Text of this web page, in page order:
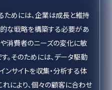
めには、企業は成長と維持
な戦略を構築する必要があ
や消費者のニーズの変化に敏
。そのためには、データ駆動
ンサイトを収集・分析する体
により、個々の顧客に合わせ